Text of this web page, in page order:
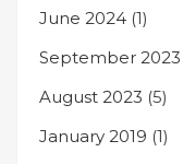
June 2024 (1)
September 2023
August 2023 (5)
January 2019 (1)